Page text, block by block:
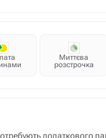
Миттєва
розстрочка
додаткового